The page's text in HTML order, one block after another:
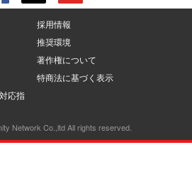
採用情報
推奨環境
著作権について
特商法に基づく表示
応指
Network Co.,ltd All rights reserved.